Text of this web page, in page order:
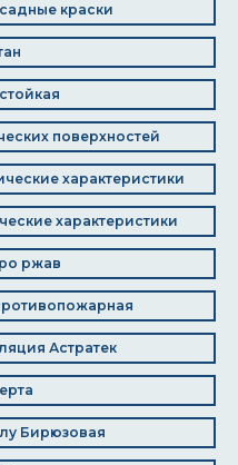
краски
поверхностей
характеристики
характеристики
ржав
Астратек
Бирюзовая